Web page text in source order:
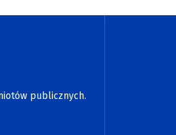
publicznych.